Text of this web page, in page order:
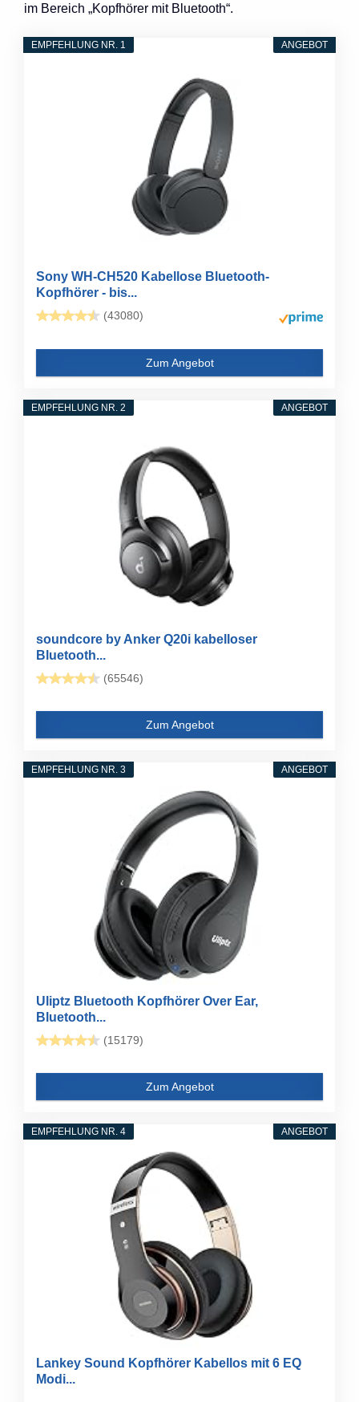
im Bereich „Kopfhörer mit Bluetooth“.
ANGEBOT
EMPFEHLUNG NR. 1
Sony WH-CH520 Kabellose Bluetooth-
Kopfhörer - bis...
(43080)
Zum Angebot
ANGEBOT
EMPFEHLUNG NR. 2
soundcore by Anker Q20i kabelloser
Bluetooth...
(65546)
Zum Angebot
ANGEBOT
EMPFEHLUNG NR. 3
Uliptz Bluetooth Kopfhörer Over Ear,
Bluetooth...
(15179)
Zum Angebot
ANGEBOT
EMPFEHLUNG NR. 4
Lankey Sound Kopfhörer Kabellos mit 6 EQ
Modi...